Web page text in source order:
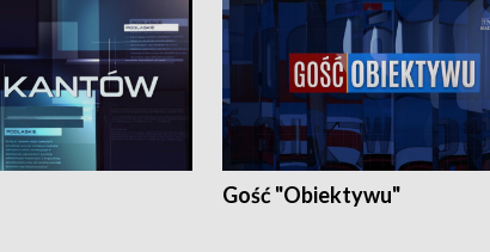
Gość "Obiektywu"